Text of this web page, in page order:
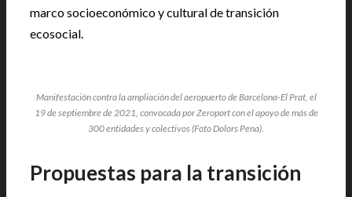
marco socioeconómico y cultural de transición
ecosocial.
Manifestación contra la ampliación del aeropuerto de Barcelona-El Prat, el
19 de septiembre de 2021, convocada por Zeroport con el apoyo de más de
300 entidades y colectivos (Foto Dolors Pena).
Propuestas para la transición